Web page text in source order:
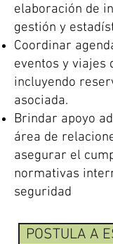
elaboración de
gestión y
Coordinar
eventos y viajes
incluyendo
asociada.
Brindar apoyo
área de
asegurar el
normativas
seguridad
POSTULA A